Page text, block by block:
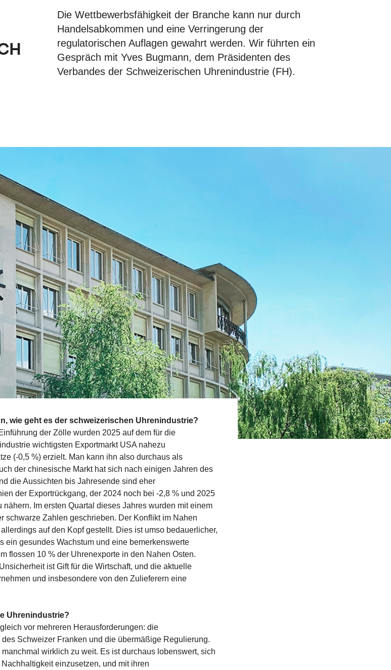
Die Wettbewerbsfähigkeit der Branche kann nur durch
Handelsabkommen und eine Verringerung der
regulatorischen Auflagen gewahrt werden. Wir führten ein
Gespräch mit Yves Bugmann, dem Präsidenten des
Verbandes der Schweizerischen Uhrenindustrie (FH).
wie geht es der schweizerischen Uhrenindustrie?
der Zölle wurden 2025 auf dem für die
wichtigsten Exportmarkt USA nahezu
(-0,5 %) erzielt. Man kann ihn also durchaus als
der chinesische Markt hat sich nach einigen Jahren des
die Aussichten bis Jahresende sind eher
der Exportrückgang, der 2024 noch bei -2,8 % und 2025
nähern. Im ersten Quartal dieses Jahres wurden mit einem
schwarze Zahlen geschrieben. Der Konflikt im Nahen
auf den Kopf gestellt. Dies ist umso bedauerlicher,
ein gesundes Wachstum und eine bemerkenswerte
flossen 10 % der Uhrenexporte in den Nahen Osten.
ist Gift für die Wirtschaft, und die aktuelle
und insbesondere von den Zulieferern eine
Uhrenindustrie?
vor mehreren Herausforderungen: die
Schweizer Franken und die übermäßige Regulierung.
wirklich zu weit. Es ist durchaus lobenswert, sich
einzusetzen, und mit ihren